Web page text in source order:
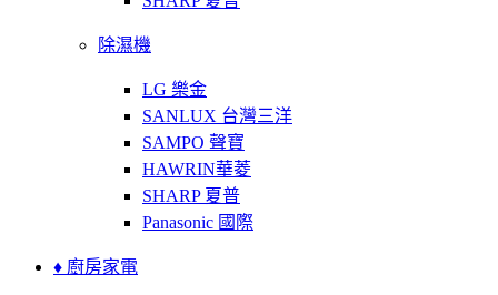
除濕機
LG 樂金
SANLUX 台灣三洋
SAMPO 聲寶
HAWRIN華菱
SHARP 夏普
Panasonic 國際
♦ 廚房家電